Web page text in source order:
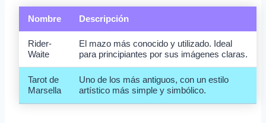
Nombre Descripción
Rider-
Waite
El mazo más conocido y utilizado. Ideal
para principiantes por sus imágenes claras.
Tarot de
Marsella
Uno de los más antiguos, con un estilo
artístico más simple y simbólico.